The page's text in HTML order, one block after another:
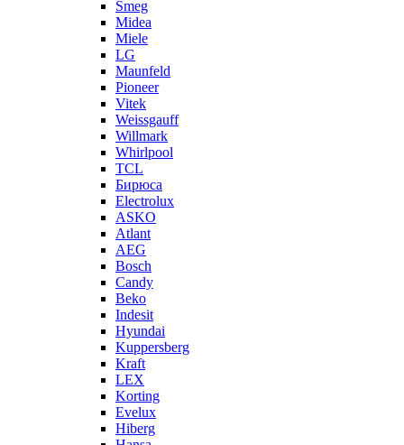
Smeg
Midea
Miele
LG
Maunfeld
Pioneer
Vitek
Weissgauff
Willmark
Whirlpool
TCL
Бирюса
Electrolux
ASKO
Atlant
AEG
Bosch
Candy
Beko
Indesit
Hyundai
Kuppersberg
Kraft
LEX
Korting
Evelux
Hiberg